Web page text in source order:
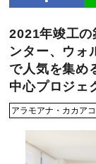
2021年竣工の
ンター、ウォ
で人気を集め
中心プロジェ
アラモアナ・カカア